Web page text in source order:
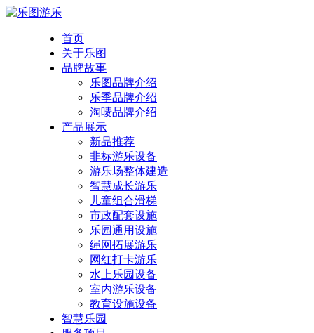
首页
关于乐图
品牌故事
乐图品牌介绍
乐季品牌介绍
淘唛品牌介绍
产品展示
新品推荐
非标游乐设备
游乐场整体建造
智慧成长游乐
儿童组合滑梯
市政配套设施
乐园通用设施
绳网拓展游乐
网红打卡游乐
水上乐园设备
室内游乐设备
教育设施设备
智慧乐园